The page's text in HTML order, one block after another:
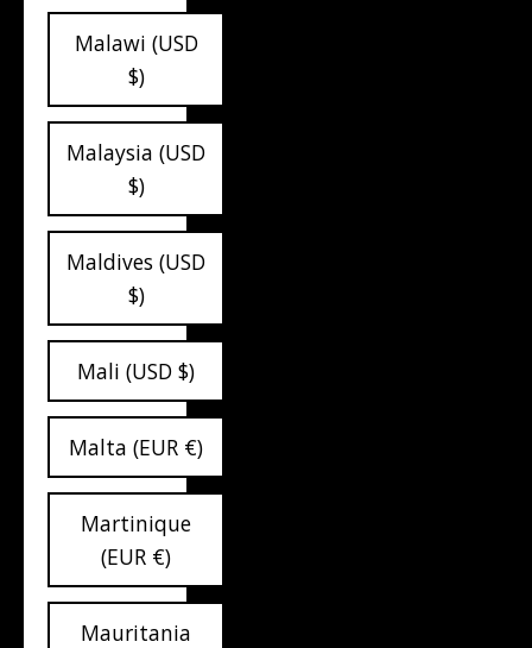
Malawi (USD
$)
Malaysia (USD
$)
Maldives (USD
$)
Mali (USD $)
Malta (EUR €)
Martinique
(EUR €)
Mauritania